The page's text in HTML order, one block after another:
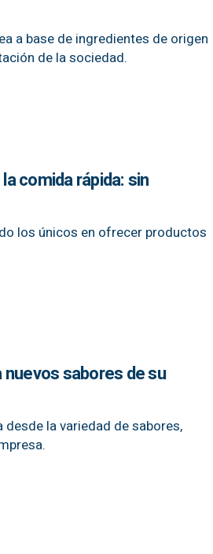
a base de ingredientes de origen
de la sociedad.
comida rápida: sin
los únicos en ofrecer productos
sabores de su
la variedad de sabores,